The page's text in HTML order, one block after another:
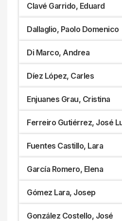
Clavé Garrido, Eduard
Dallaglio, Paolo Domenico
Di Marco, Andrea
Díez López, Carles
Enjuanes Grau, Cristina
Ferreiro Gutiérrez, José
Fuentes Castillo, Lara
García Romero, Elena
Gómez Lara, Josep
González Costello, José